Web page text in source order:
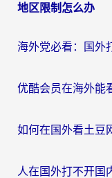
地区限制怎么办